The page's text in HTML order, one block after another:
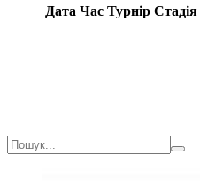
Дата Час Турнір Стадія